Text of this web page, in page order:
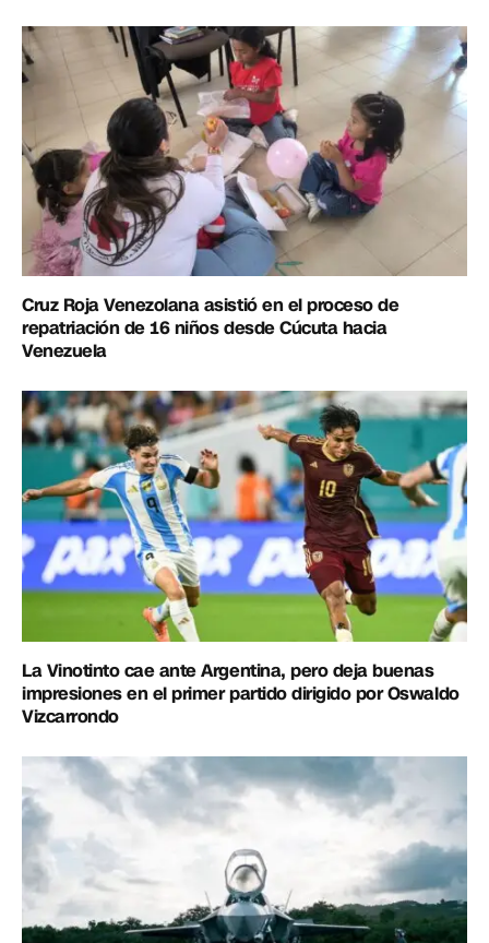
Cruz Roja Venezolana asistió en el proceso de
repatriación de 16 niños desde Cúcuta hacia
Venezuela
La Vinotinto cae ante Argentina, pero deja buenas
impresiones en el primer partido dirigido por Oswaldo
Vizcarrondo